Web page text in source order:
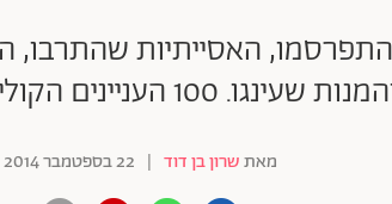
האסייתיות שהתרבו,
הקולינריים שדיברנו עליהם השנה
מאתשרון בן דוד | 22 בספטמבר 2014